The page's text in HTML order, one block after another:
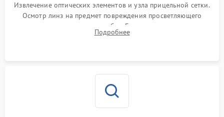
Извлечение оптических элементов и узла прицельной сетки.
Осмотр линз на предмет повреждения просветляющего
покрытия или появления грибка. Бережная очистка стекол
спецрастворами. Проверка целостности гравированной
Подробнее